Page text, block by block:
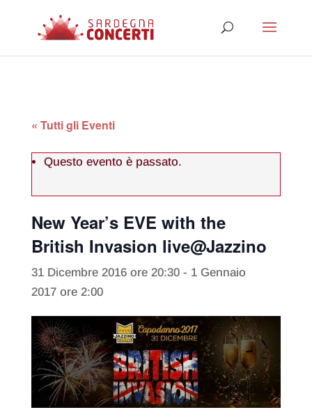
« Tutti gli Eventi
Questo evento è passato.
New Year’s EVE with the
British Invasion live@Jazzino
31 Dicembre 2016 ore 20:30- 1 Gennaio
2017 ore 2:00